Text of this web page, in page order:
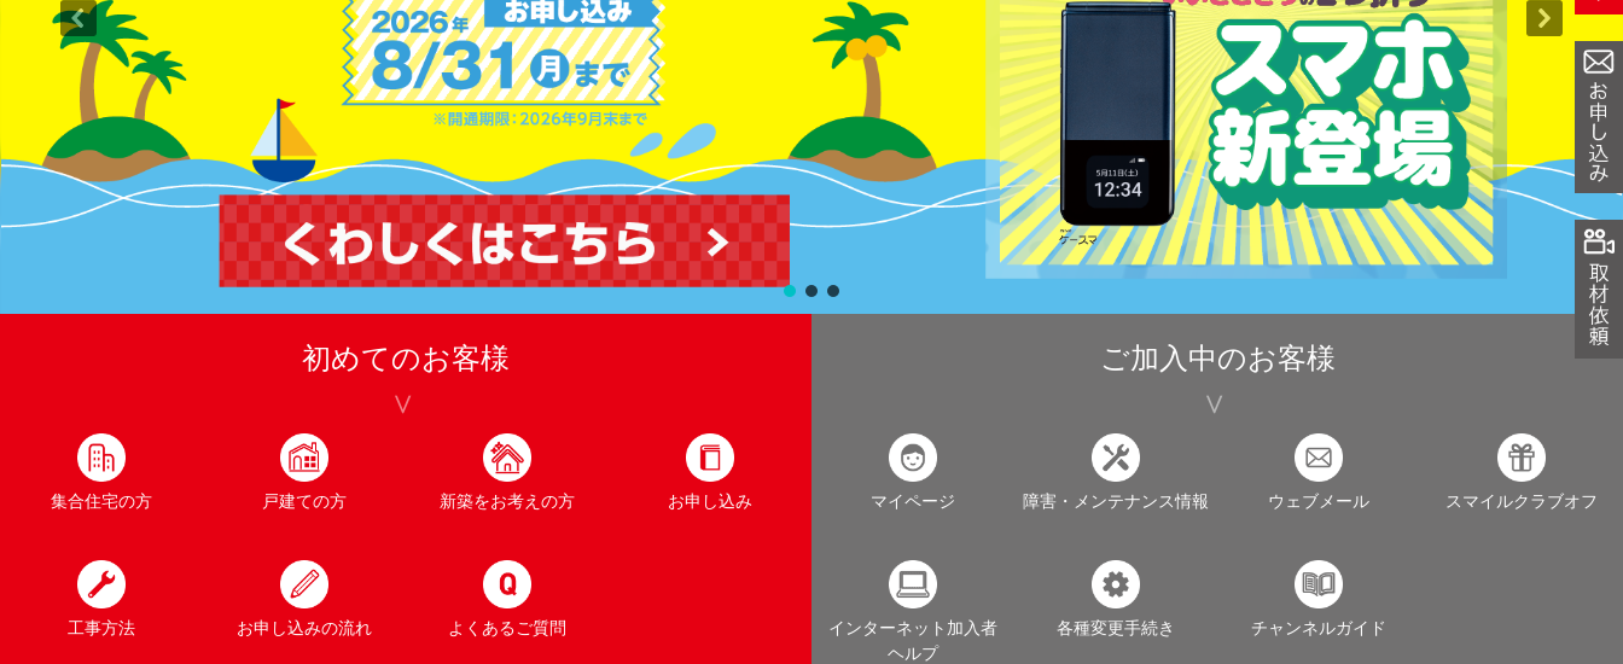
初めてのお客様
集合住宅の方 戸建ての方 新築をお考えの方 お申し込み
工事方法 お申し込みの流れ よくあるご質問
ご加入中のお客様
マイページ 障害・メンテナンス情報 ウェブメール スマイルクラブオフ
インターネット加入者
ヘルプ
各種変更手続き チャンネルガイド